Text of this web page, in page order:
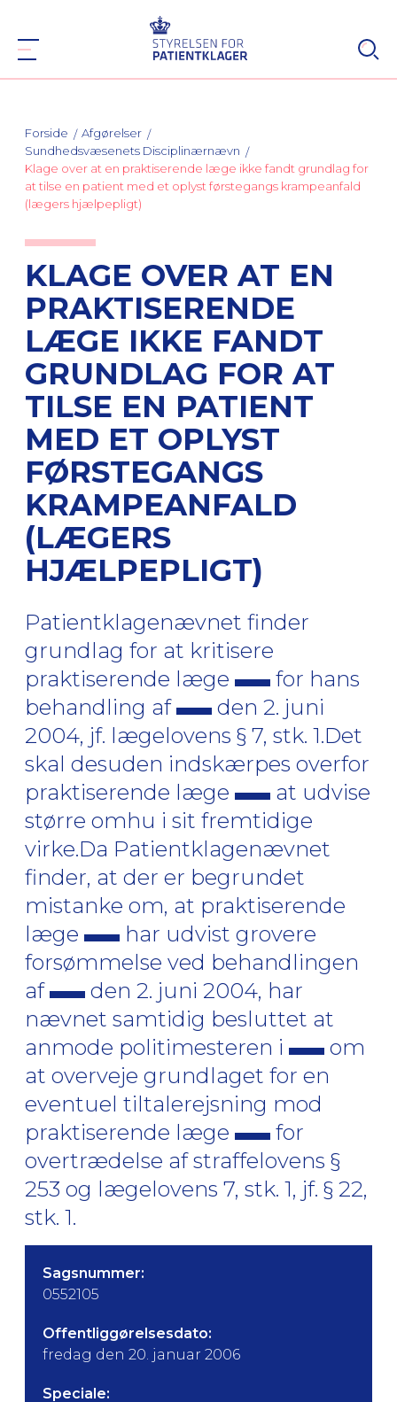
Forside
Afgørelser
Sundhedsvæsenets Disciplinærnævn
Klage over at en praktiserende læge ikke fandt grundlag for
at tilse en patient med et oplyst førstegangs krampeanfald
(lægers hjælpepligt)
KLAGE OVER AT EN
PRAKTISERENDE
LÆGE IKKE FANDT
GRUNDLAG FOR AT
TILSE EN PATIENT
MED ET OPLYST
FØRSTEGANGS
KRAMPEANFALD
(LÆGERS
HJÆLPEPLIGT)
Patientklagenævnet finder
grundlag for at kritisere
praktiserende læge
for hans
behandling af
den 2. juni
2004, jf. lægelovens § 7, stk. 1.Det
skal desuden indskærpes overfor
praktiserende læge
at udvise
større omhu i sit fremtidige
virke.Da Patientklagenævnet
finder, at der er begrundet
mistanke om, at praktiserende
læge
har udvist grovere
forsømmelse ved behandlingen
af
den 2. juni 2004, har
nævnet samtidig besluttet at
anmode politimesteren i
om
at overveje grundlaget for en
eventuel tiltalerejsning mod
praktiserende læge
for
overtrædelse af straffelovens §
253 og lægelovens 7, stk. 1, jf. § 22,
stk. 1.
Sagsnummer:
0552105
Offentliggørelsesdato:
fredag den 20. januar 2006
Speciale: